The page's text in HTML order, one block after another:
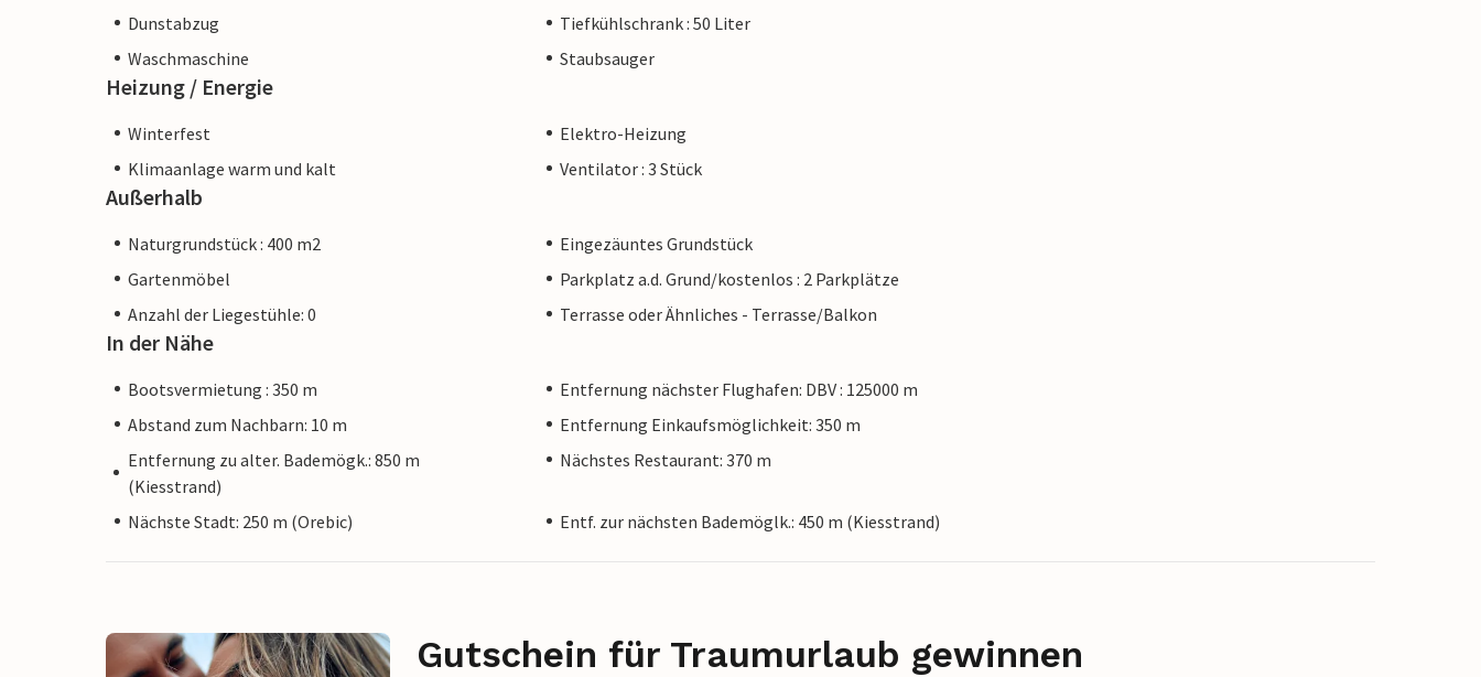
Dunstabzug
Tiefkühlschrank : 50 Liter
Waschmaschine
Staubsauger
Heizung / Energie
Winterfest
Elektro-Heizung
Klimaanlage warm und kalt
Ventilator : 3 Stück
Außerhalb
Naturgrundstück : 400 m2
Eingezäuntes Grundstück
Gartenmöbel
Parkplatz a.d. Grund/kostenlos : 2 Parkplätze
Anzahl der Liegestühle: 0
Terrasse oder Ähnliches - Terrasse/Balkon
In der Nähe
Bootsvermietung : 350 m
Entfernung nächster Flughafen: DBV : 125000 m
Abstand zum Nachbarn: 10 m
Entfernung Einkaufsmöglichkeit: 350 m
Entfernung zu alter. Bademögk.: 850 m
(Kiesstrand)
Nächstes Restaurant: 370 m
Nächste Stadt: 250 m (Orebic) Entf. zur nächsten Bademöglk.: 450 m (Kiesstrand)
Gutschein für Traumurlaub gewinnen